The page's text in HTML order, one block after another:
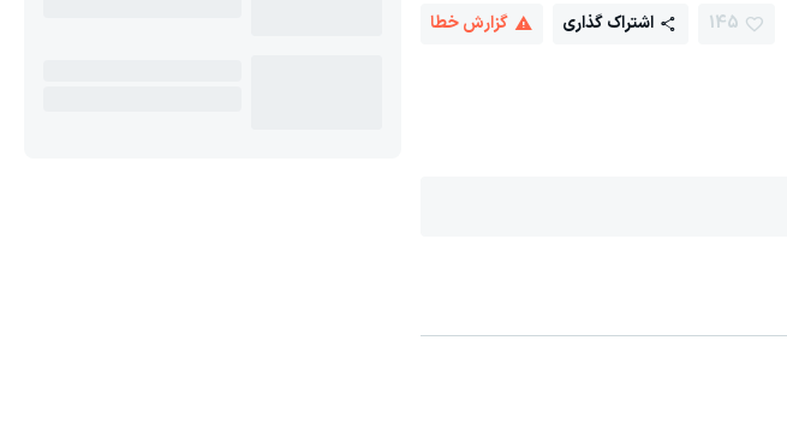
145 اشتراک گذاری گزارش خطا